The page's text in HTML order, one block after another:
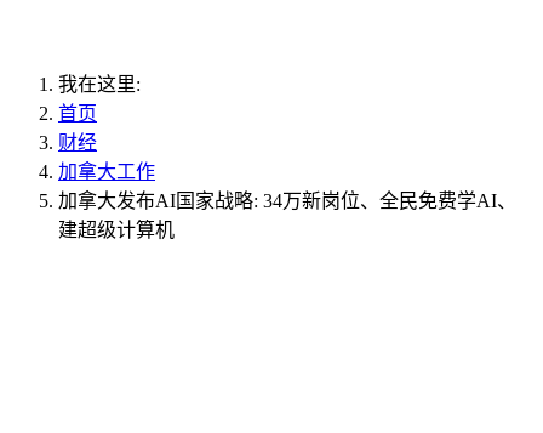
我在这里:
首页
财经
加拿大工作
加拿大发布AI国家战略: 34万新岗位、全民免费学AI、
建超级计算机